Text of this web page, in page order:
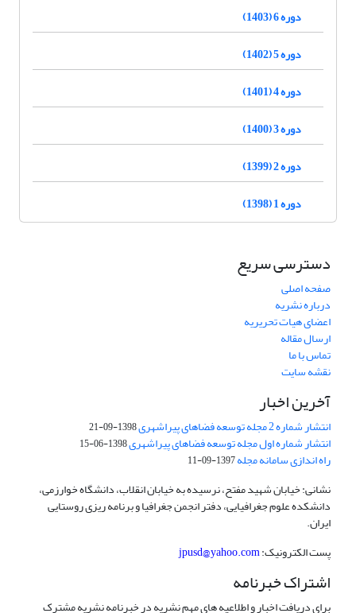
دوره 6 (1403)
دوره 5 (1402)
دوره 4 (1401)
دوره 3 (1400)
دوره 2 (1399)
دوره 1 (1398)
دسترسی سریع
صفحه اصلی
درباره نشریه
اعضای هیات تحریریه
ارسال مقاله
تماس با ما
نقشه سایت
آخرین اخبار
انتشار شماره 2 مجله توسعه فضاهای پیراشهری 1398-09-21
انتشار شماره اول مجله توسعه فضاهای پیراشهری1398-06-15
راه اندازی سامانه مجله1397-09-11
نشانی: خیابان شهید مفتح، نرسیده به خیابان انقلاب، دانشگاه خوارزمی،
دانشکده علوم جغرافیایی، دفتر انجمن جغرافیا و برنامه ریزی روستایی
ایران.
پست الکترونیک:jpusd@yahoo.com
اشتراک خبرنامه
برای دریافت اخبار و اطلاعیه های مهم نشریه در خبرنامه نشریه مشترک